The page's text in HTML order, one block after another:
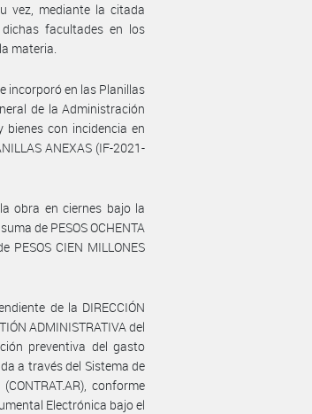
vez, mediante la citada
facultades en los
materia.
incorporó en las Planillas
de la Administración
con incidencia en
ANEXAS (IF-2021-
obra en ciernes bajo la
de PESOS OCHENTA
CIEN MILLONES
de la DIRECCIÓN
ADMINISTRATIVA del
preventiva del gasto
a través del Sistema de
conforme
Electrónica bajo el